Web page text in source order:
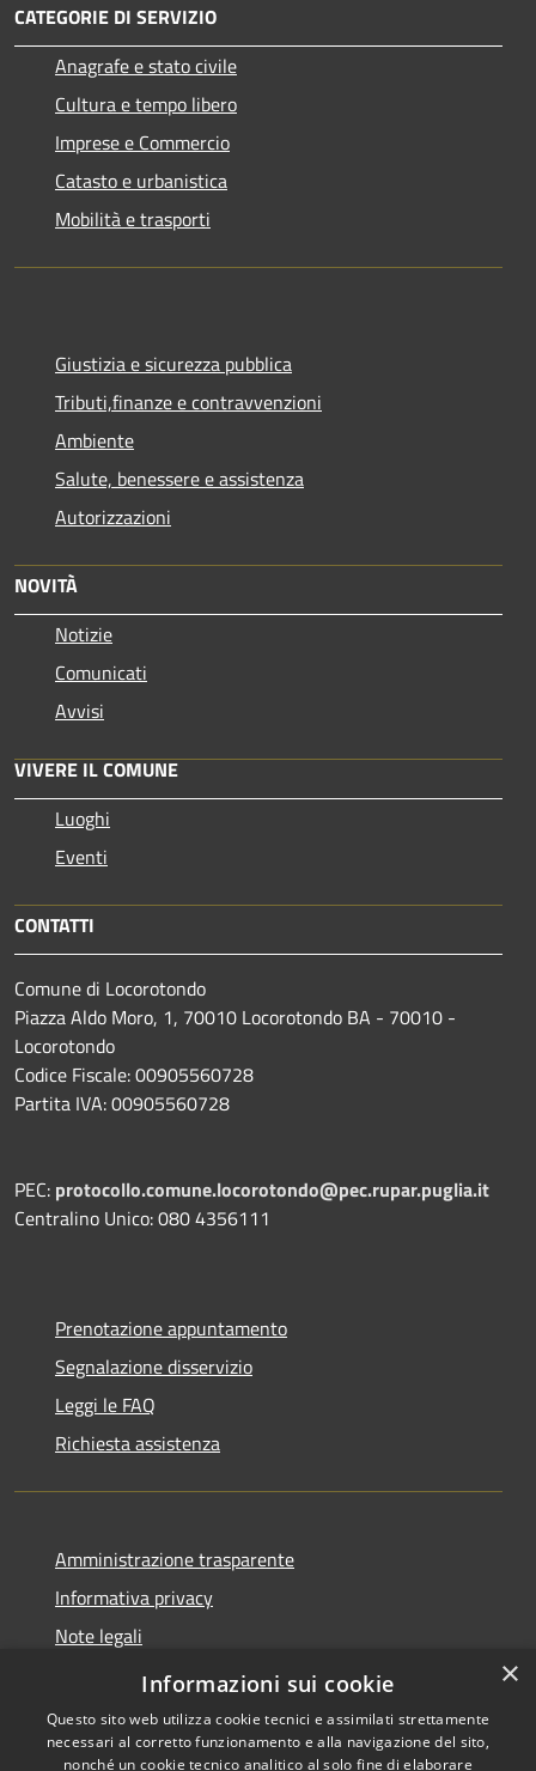
CATEGORIE DI SERVIZIO
Anagrafe e stato civile
Cultura e tempo libero
Imprese e Commercio
Catasto e urbanistica
Mobilità e trasporti
Giustizia e sicurezza pubblica
Tributi,finanze e contravvenzioni
Ambiente
Salute, benessere e assistenza
Autorizzazioni
NOVITÀ
Notizie
Comunicati
Avvisi
VIVERE IL COMUNE
Luoghi
Eventi
CONTATTI
Comune di Locorotondo
Piazza Aldo Moro, 1, 70010 Locorotondo BA - 70010 -
Locorotondo
Codice Fiscale: 00905560728
Partita IVA: 00905560728
PEC: protocollo.comune.locorotondo@pec.rupar.puglia.it
Centralino Unico: 080 4356111
Prenotazione appuntamento
Segnalazione disservizio
Leggi le FAQ
Richiesta assistenza
Amministrazione trasparente
Informativa privacy
Note legali
Dichiarazione di accessibilità
×
Informazioni sui cookie
Questo sito web utilizza cookie tecnici e assimilati strettamente
necessari al corretto funzionamento e alla navigazione del sito,
nonché un cookie tecnico analitico al solo fine di elaborare